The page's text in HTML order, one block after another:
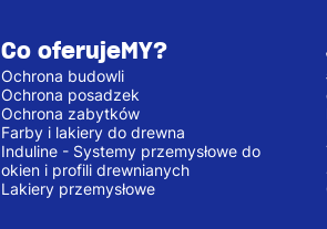
Co oferujeMY?
Ochrona budowli
Ochrona posadzek
Ochrona zabytków
Farby i lakiery do drewna
Induline - Systemy przemysłowe do
okien i profili drewnianych
Lakiery przemysłowe